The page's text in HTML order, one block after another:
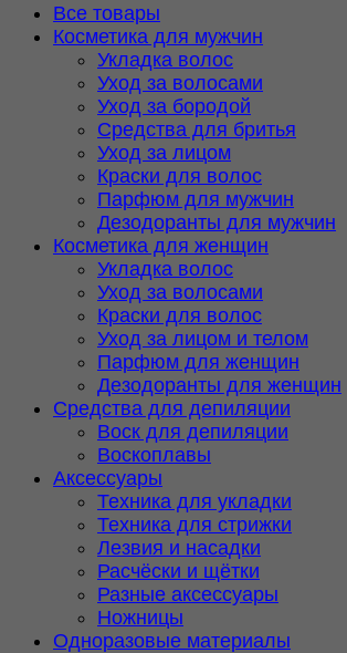
Все товары
Косметика для мужчин
Укладка волос
Уход за волосами
Уход за бородой
Средства для бритья
Уход за лицом
Краски для волос
Парфюм для мужчин
Дезодоранты для мужчин
Косметика для женщин
Укладка волос
Уход за волосами
Краски для волос
Уход за лицом и телом
Парфюм для женщин
Дезодоранты для женщин
Средства для депиляции
Воск для депиляции
Воскоплавы
Аксессуары
Техника для укладки
Техника для стрижки
Лезвия и насадки
Расчёски и щётки
Разные аксессуары
Ножницы
Одноразовые материалы